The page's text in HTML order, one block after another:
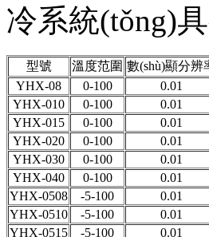
冷系統(tǒng)
型號 溫度范圍 數(shù)顯分辨
YHX-08
0-100 0.01
YHX-010
0-100 0.01
YHX-015
0-100 0.01
YHX-020
0-100 0.01
YHX-030
0-100 0.01
YHX-040
0-100 0.01
YHX-0508
-5-100 0.01
YHX-0510
-5-100 0.01
YHX-0515
-5-100 0.01